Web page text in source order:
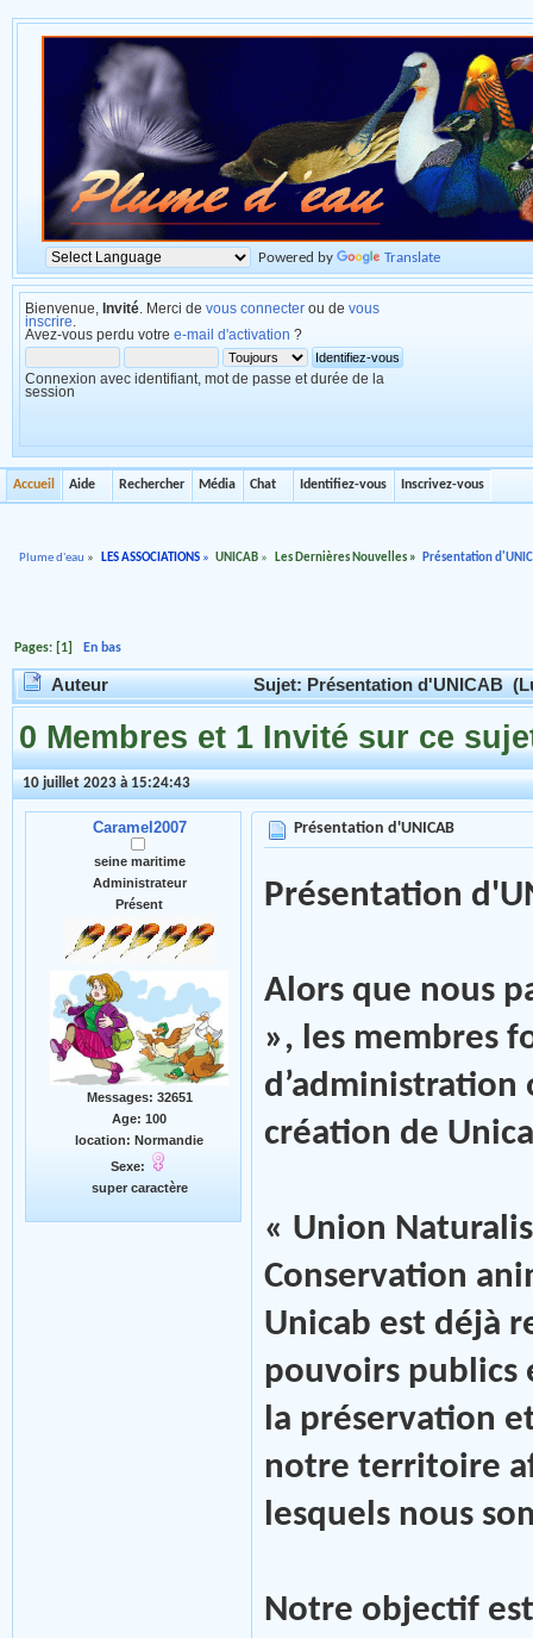
Powered by Translate
Bienvenue, Invité . Merci de vous connecter ou de vous
inscrire
Avez-vous perdu votre e-mail d'activation ?
Connexion avec identifiant, mot de passe et durée de la
session
Accueil Aide Rechercher Média Chat Identifiez-vous Inscrivez-vous
Plume d'eau » LES ASSOCIATIONS» UNICAB » Les Dernières Nouvelles» Présentation
Pages: [1]En bas
Auteur Sujet: Présentation d'UNICAB
0 Membres et 1 Invité sur ce
10 juillet 2023 à 15:24:43
Caramel2007
seine maritime
Administrateur
Présent
Messages: 32651
Age: 100
location: Normandie
Sexe:
super caractère
Présentation d'UNICAB
Présentation
Alors que nous
», les membres
d’administration
création de
« Union
Conservation
Unicab est déjà
pouvoirs publics
la préservation
notre territoire
lesquels nous
Notre objectif